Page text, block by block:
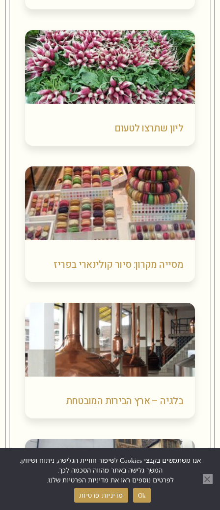
ליון שתרצו לטעום
מסייה מקרון: סיור קולינארי בפריז
בלגיה – ארץ הבירות המובטחת
אנו משתמשים בקבצי Cookies לשיפור חוויית הגלישה, ניתוח ושיווק.
המשך גלישה באתר מהווה הסכמה לכך.
לפרטים נוספים ראו את מדיניות הפרטיות שלנו.
Ok
מדיניות פרטיות